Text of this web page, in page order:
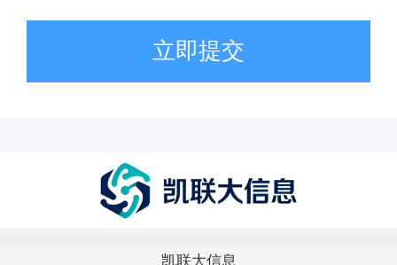
立即提交
凯联大信息